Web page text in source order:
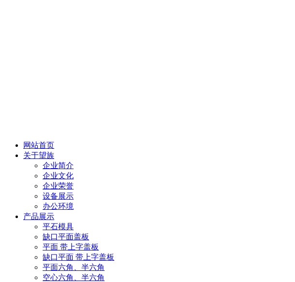
网站首页
关于望族
企业简介
企业文化
企业荣誉
设备展示
办公环境
产品展示
平石模具
缺口平面盖板
平面 带上字盖板
缺口平面 带上字盖板
平面六角、半六角
空心六角、半六角